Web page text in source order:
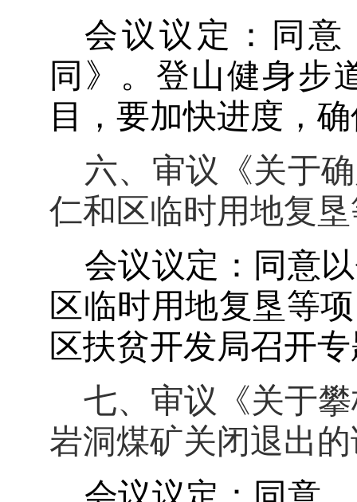
会议议定：同
同》。登山健身步
目，要加快进度，
六、审议《关于
仁和区临时用地复
会议议定：同意
区临时用地复垦等
区扶贫开发局召开
七、审议《关于
岩洞煤矿关闭退出